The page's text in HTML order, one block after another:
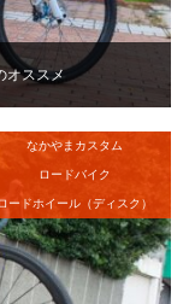
オススメ
なかやまカスタム
ロードバイク
ードホイール（ディスク）